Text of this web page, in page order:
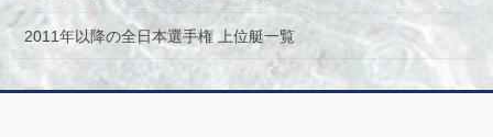
2011年以降の全日本選手権 上位艇一覧